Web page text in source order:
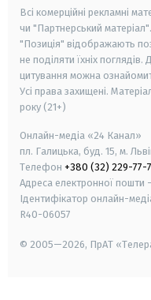
Всі комерційні рекламні
чи "Партнерський
"Позиція" відображають
не поділяти їхніх
цитування можна
Усі права захищені.
року (21+)
Онлайн-медіа «24 Канал»
пл. Галицька, буд. 15, м.
Телефон +380 (32) 229-77-
Адреса електронної пошти
Ідентифікатор онлайн-
R40-06057
© 2005—2026, ПрАТ